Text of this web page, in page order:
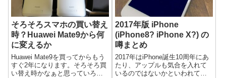
そろそろスマホの買い替え
時？Huawei Mate9から何
に変えるか
Huawei Mate9を買ってからもう
すぐ2年になります。そろそろ買
い替え時かなぁと思っていろい
2017年版 iPhone
(iPhone8? iPhone X?) の
噂まとめ
2017年はiPhone誕生10周年にあ
たり、アップルも気合を入れて
いるのではないかといわれてい